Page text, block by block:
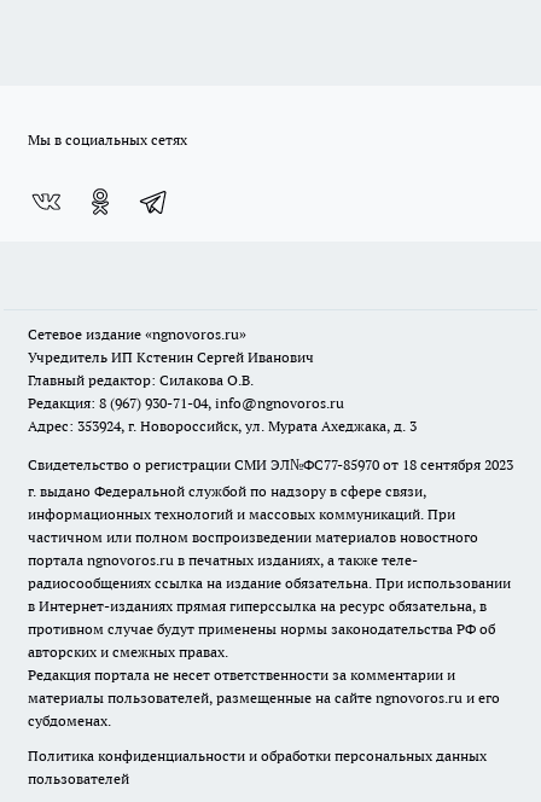
Мы в социальных сетях
Сетевое издание «ngnovoros.ru»
Учредитель ИП Кстенин Сергей Иванович
Главный редактор: Силакова О.В.
Редакция: 8 (967) 930-71-04, info@ngnovoros.ru
Адрес: 353924, г. Новороссийск, ул. Мурата Ахеджака, д. 3
Свидетельство о регистрации СМИ ЭЛ№ФС77-85970 от 18 сентября 2023
г. выдано Федеральной службой по надзору в сфере связи,
информационных технологий и массовых коммуникаций. При
частичном или полном воспроизведении материалов новостного
портала ngnovoros.ru в печатных изданиях, а также теле-
радиосообщениях ссылка на издание обязательна. При использовании
в Интернет-изданиях прямая гиперссылка на ресурс обязательна, в
противном случае будут применены нормы законодательства РФ об
авторских и смежных правах.
Редакция портала не несет ответственности за комментарии и
материалы пользователей, размещенные на сайте ngnovoros.ru и его
субдоменах.
Политика конфиденциальности и обработки персональных данных
пользователей